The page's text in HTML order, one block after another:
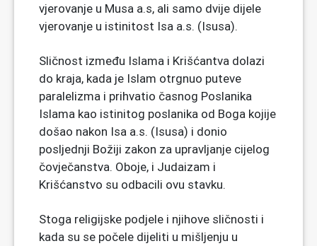
vjerovanje u Musa a.s, ali samo dvije dijele
vjerovanje u istinitost Isa a.s. (Isusa).
Sličnost između Islama i Krišćantva dolazi
do kraja, kada je Islam otrgnuo puteve
paralelizma i prihvatio časnog Poslanika
Islama kao istinitog poslanika od Boga kojije
došao nakon Isa a.s. (Isusa) i donio
posljednji Božiji zakon za upravljanje cijelog
čovječanstva. Oboje, i Judaizam i
Krišćanstvo su odbacili ovu stavku.
Stoga religijske podjele i njihove sličnosti i
kada su se počele dijeliti u mišljenju u